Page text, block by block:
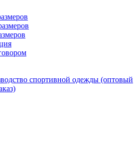
спортивной одежды (оптовый